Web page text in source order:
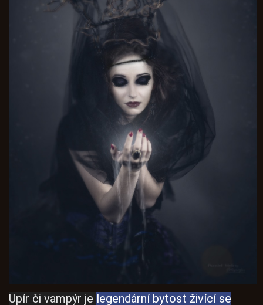
Upír či vampýr je legendární bytost živící se